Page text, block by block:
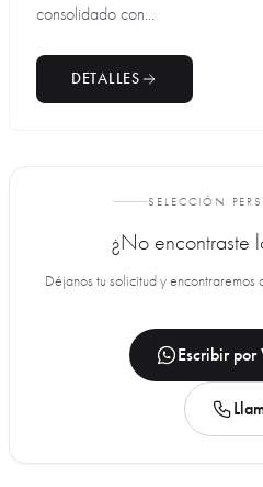
consolidado con...
DETALLES
SELECCIÓN
¿No encontraste
Déjanos tu solicitud y
Escribir